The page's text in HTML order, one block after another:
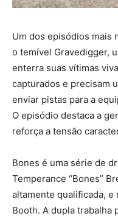
Um dos episódios mais
o temível Gravedigger,
enterra suas vítimas
capturados e precisam
enviar pistas para a
O episódio destaca a
reforça a tensão
Bones é uma série de
Temperance “Bones”
altamente qualificada, e
Booth. A dupla trabalha